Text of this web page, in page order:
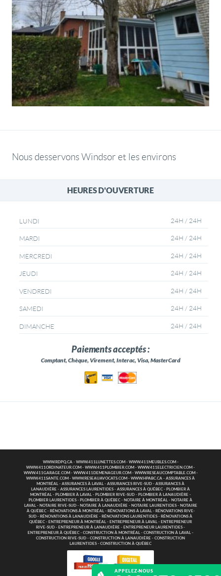
APPELEZ-NOUS
Nous desservons Windsor et les environs
HEURES D'OUVERTURE
LUNDI 24H / 24H
MARDI 24H / 24H
MERCREDI 24H / 24H
JEUDI 24H / 24H
VENDREDI 24H / 24H
SAMEDI 24H / 24H
DIMANCHE 24H / 24H
Paiements acceptés :
Comptant, Chèque, Virement, Interac, Visa, MasterCard
WWW.RDPQ.CA- WWW.411LUNETTES.COM - WWW.411MEUBLES.COM -
WWW.411ORDINATEUR.COM - WWW.411PLOMBIER.COM - WWW.411ELECTRICIEN.COM -
WWW.411GARAGE.COM - WWW.411DEMENAGEUR.COM - WWW.RESEAUCOMPTABLE.COM -
WWW.411SANTE.COM - WWW.RESEAUAVOCATS.COM - WWW.HPABC.CA - ASSURANCES À
MONTRÉAL - ASSURANCES À LAVAL - ASSURANCES RIVE-SUD - ASSURANCES À
LANAUDIÈRE - ASSURANCES LAURENTIDES - ASSURANCES À QUÉBEC - PLOMBIER À
MONTRÉAL - PLOMBIER À LAVAL - PLOMBIER RIVE-SUD - PLOMBIER À LANAUDIÈRE -
PLOMBIER LAURENTIDES - PLOMBIER À QUÉBEC - NOTAIRE À MONTRÉAL - NOTAIRE À
LAVAL- NOTAIRE RIVE-SUD- NOTAIRE À LANAUDIÈRE- NOTAIRE LAURENTIDES- NOTAIRE
À QUÉBEC- RÉNOVATIONS À MONTRÉAL- RÉNOVATIONS À LAVAL- RÉNOVATIONS RIVE-
SUD - RÉNOVATIONS À LANAUDIÈRE - RÉNOVATIONS LAURENTIDES - RÉNOVATIONS À
QUÉBEC - ENTREPRENEUR À MONTRÉAL - ENTREPRENEUR À LAVAL - ENTREPRENEUR
RIVE-SUD - ENTREPRENEUR À LANAUDIÈRE - ENTREPRENEUR LAURENTIDES -
ENTREPRENEUR À QUÉBEC - CONSTRUCTION À MONTRÉAL - CONSTRUCTION À LAVAL -
CONSTRUCTION RIVE-SUD - CONSTRUCTION À LANAUDIÈRE - CONSTRUCTION
LAURENTIDES - CONSTRUCTION À QUÉBEC